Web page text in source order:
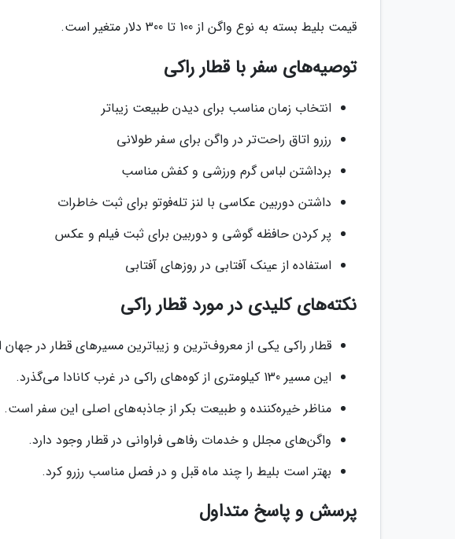
قیمت بلیط بسته به نوع واگن از 100 تا 300 دلار متغیر است.
توصیه‌های سفر با قطار راکی
انتخاب زمان مناسب برای دیدن طبیعت زیباتر
رزرو اتاق راحت‌تر در واگن برای سفر طولانی
برداشتن لباس گرم ورزشی و کفش مناسب
داشتن دوربین عکاسی با لنز تله‌فوتو برای ثبت خاطرات
پر کردن حافظه گوشی و دوربین برای ثبت فیلم و عکس
استفاده از عینک آفتابی در روزهای آفتابی
نکته‌های کلیدی در مورد قطار راکی
قطار راکی یکی از معروف‌ترین و زیباترین مسیرهای قطار در
این مسیر 130 کیلومتری از کوه‌های راکی در غرب کانادا می‌گذرد.
مناظر خیره‌کننده و طبیعت بکر از جاذبه‌های اصلی این سفر است.
واگن‌های مجلل و خدمات رفاهی فراوانی در قطار وجود دارد.
بهتر است بلیط را چند ماه قبل و در فصل مناسب رزرو کرد.
پرسش و پاسخ متداول